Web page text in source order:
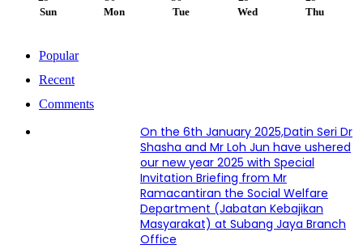
Sun Mon Tue Wed Thu
Popular
Recent
Comments
On the 6th January 2025,Datin Seri Dr
Shasha and Mr Loh Jun have ushered
our new year 2025 with Special
Invitation Briefing from Mr
Ramacantiran the Social Welfare
Department (Jabatan Kebajikan
Masyarakat) at Subang Jaya Branch
Office